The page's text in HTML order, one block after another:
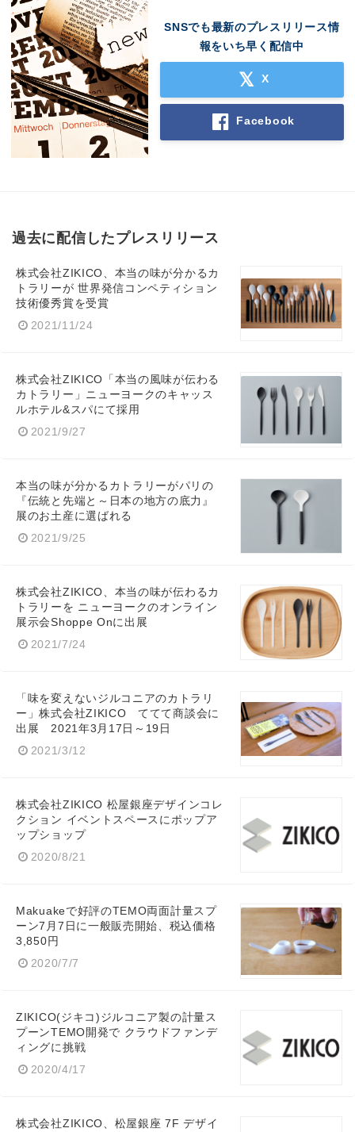
SNSでも最新のプレスリリース情
報をいち早く配信中
X
Facebook
過去に配信したプレスリリース
株式会社ZIKICO、本当の味が分かるカ
トラリーが 世界発信コンペティション
技術優秀賞を受賞
2021/11/24
株式会社ZIKICO「本当の風味が伝わる
カトラリー」ニューヨークのキャッス
ルホテル&スパにて採用
2021/9/27
本当の味が分かるカトラリーがパリの
『伝統と先端と～日本の地方の底力』
展のお土産に選ばれる
2021/9/25
株式会社ZIKICO、本当の味が伝わるカ
トラリーを ニューヨークのオンライン
展示会Shoppe Onに出展
2021/7/24
「味を変えないジルコニアのカトラリ
ー」株式会社ZIKICO ててて商談会に
出展 2021年3月17日～19日
2021/3/12
株式会社ZIKICO 松屋銀座デザインコレ
クション イベントスペースにポップア
ップショップ
2020/8/21
Makuakeで好評のTEMO両面計量スプ
ーン7月7日に一般販売開始、税込価格
3,850円
2020/7/7
ZIKICO(ジキコ)ジルコニア製の計量ス
プーンTEMO開発で クラウドファンデ
ィングに挑戦
2020/4/17
株式会社ZIKICO、松屋銀座 7F デザイ